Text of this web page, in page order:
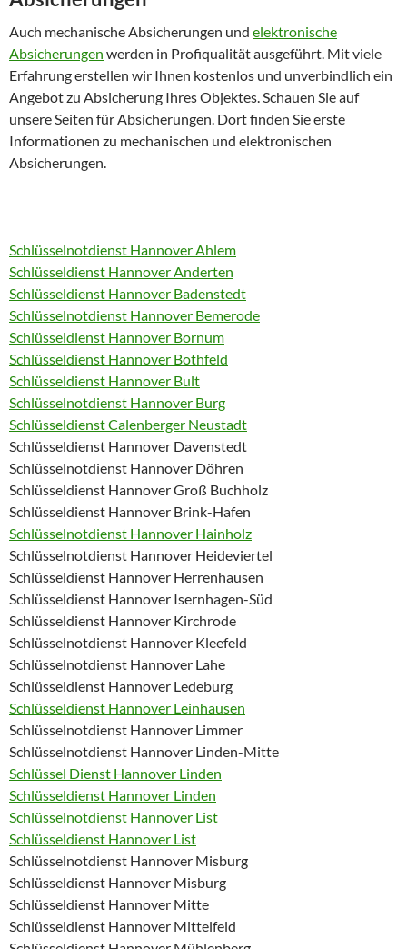
Auch mechanische Absicherungen und elektronische
Absicherungen werden in Profiqualität ausgeführt. Mit viele
Erfahrung erstellen wir Ihnen kostenlos und unverbindlich ein
Angebot zu Absicherung Ihres Objektes. Schauen Sie auf
unsere Seiten für Absicherungen. Dort finden Sie erste
Informationen zu mechanischen und elektronischen
Absicherungen.
Schlüsselnotdienst Hannover Ahlem
Schlüsseldienst Hannover Anderten
Schlüsseldienst Hannover Badenstedt
Schlüsselnotdienst Hannover Bemerode
Schlüsseldienst Hannover Bornum
Schlüsseldienst Hannover Bothfeld
Schlüsseldienst Hannover Bult
Schlüsselnotdienst Hannover Burg
Schlüsseldienst Calenberger Neustadt
Schlüsseldienst Hannover Davenstedt
Schlüsselnotdienst Hannover Döhren
Schlüsseldienst Hannover Groß Buchholz
Schlüsseldienst Hannover Brink-Hafen
Schlüsselnotdienst Hannover Hainholz
Schlüsselnotdienst Hannover Heideviertel
Schlüsseldienst Hannover Herrenhausen
Schlüsseldienst Hannover Isernhagen-Süd
Schlüsseldienst Hannover Kirchrode
Schlüsselnotdienst Hannover Kleefeld
Schlüsselnotdienst Hannover Lahe
Schlüsseldienst Hannover Ledeburg
Schlüsseldienst Hannover Leinhausen
Schlüsselnotdienst Hannover Limmer
Schlüsselnotdienst Hannover Linden-Mitte
Schlüssel Dienst Hannover Linden
Schlüsseldienst Hannover Linden
Schlüsselnotdienst Hannover List
Schlüsseldienst Hannover List
Schlüsselnotdienst Hannover Misburg
Schlüsseldienst Hannover Misburg
Schlüsseldienst Hannover Mitte
Schlüsseldienst Hannover Mittelfeld